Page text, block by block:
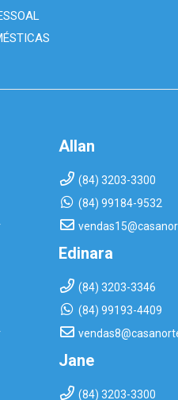
Allan
(84) 3203-3300
(84) 99184-9532
Edinara
(84) 3203-3346
(84) 99193-4409
Jane
(84) 3203-3300